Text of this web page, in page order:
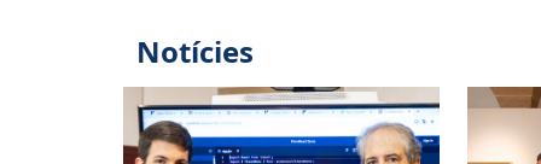
Notícies